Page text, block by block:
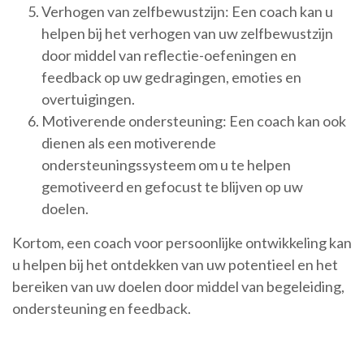
Verhogen van zelfbewustzijn: Een coach kan u
helpen bij het verhogen van uw zelfbewustzijn
door middel van reflectie-oefeningen en
feedback op uw gedragingen, emoties en
overtuigingen.
Motiverende ondersteuning: Een coach kan ook
dienen als een motiverende
ondersteuningssysteem om u te helpen
gemotiveerd en gefocust te blijven op uw
doelen.
Kortom, een coach voor persoonlijke ontwikkeling kan
u helpen bij het ontdekken van uw potentieel en het
bereiken van uw doelen door middel van begeleiding,
ondersteuning en feedback.